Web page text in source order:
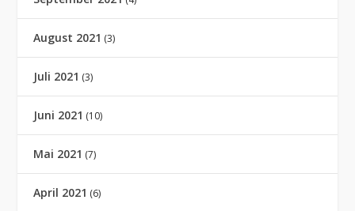
August 2021 (3)
Juli 2021 (3)
Juni 2021 (10)
Mai 2021 (7)
April 2021 (6)